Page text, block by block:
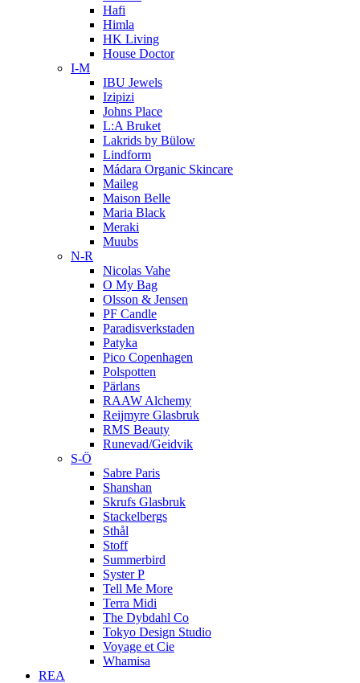
Hafi
Himla
HK Living
House Doctor
I-M
IBU Jewels
Izipizi
Johns Place
L:A Bruket
Lakrids by Bülow
Lindform
Mádara Organic Skincare
Maileg
Maison Belle
Maria Black
Meraki
Muubs
N-R
Nicolas Vahe
O My Bag
Olsson & Jensen
PF Candle
Paradisverkstaden
Patyka
Pico Copenhagen
Polspotten
Pärlans
RAAW Alchemy
Reijmyre Glasbruk
RMS Beauty
Runevad/Geidvik
S-Ö
Sabre Paris
Shanshan
Skrufs Glasbruk
Stackelbergs
Sthål
Stoff
Summerbird
Syster P
Tell Me More
Terra Midi
The Dybdahl Co
Tokyo Design Studio
Voyage et Cie
Whamisa
REA